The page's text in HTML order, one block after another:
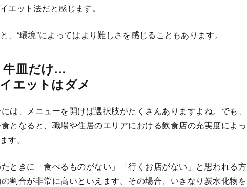
エット法だと感じます。
“環境”によってはより難しさを感じることもあります。
牛皿だけ…
エットはダメ
は、メニューを開けば選択肢がたくさんありますよね。でも、
となると、職場や住居のエリアにおける飲食店の充実度によっ
す。
ときに「食べるものがない」「行くお店がない」と思われる方
割合が非常に高いといえます。その場合、いきなり炭水化物を